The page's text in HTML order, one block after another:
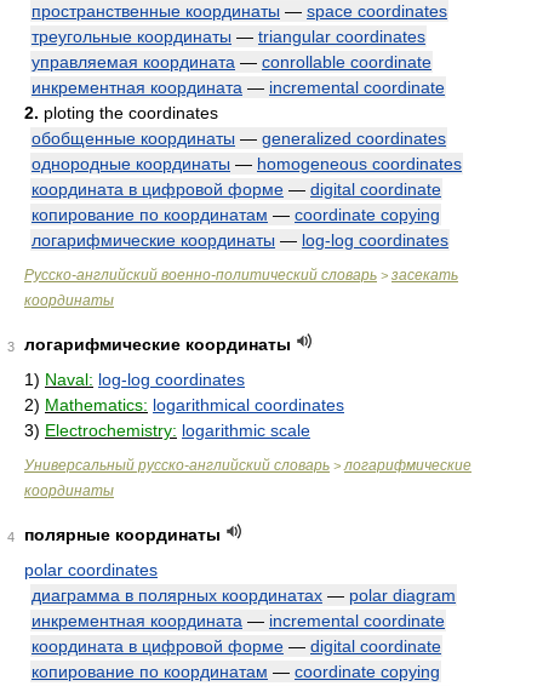
пространственные координаты — space coordinates
треугольные координаты — triangular coordinates
управляемая координата — conrollable coordinate
инкрементная координата — incremental coordinate
2. ploting the coordinates
обобщенные координаты — generalized coordinates
однородные координаты — homogeneous coordinates
координата в цифровой форме — digital coordinate
копирование по координатам — coordinate copying
логарифмические координаты — log-log coordinates
Русско-английский военно-политический словарь > засекать
координаты
3
логарифмические координаты
1) Naval: log-log coordinates
2) Mathematics: logarithmical coordinates
3) Electrochemistry: logarithmic scale
Универсальный русско-английский словарь > логарифмические
координаты
4
полярные координаты
polar coordinates
диаграмма в полярных координатах — polar diagram
инкрементная координата — incremental coordinate
координата в цифровой форме — digital coordinate
копирование по координатам — coordinate copying